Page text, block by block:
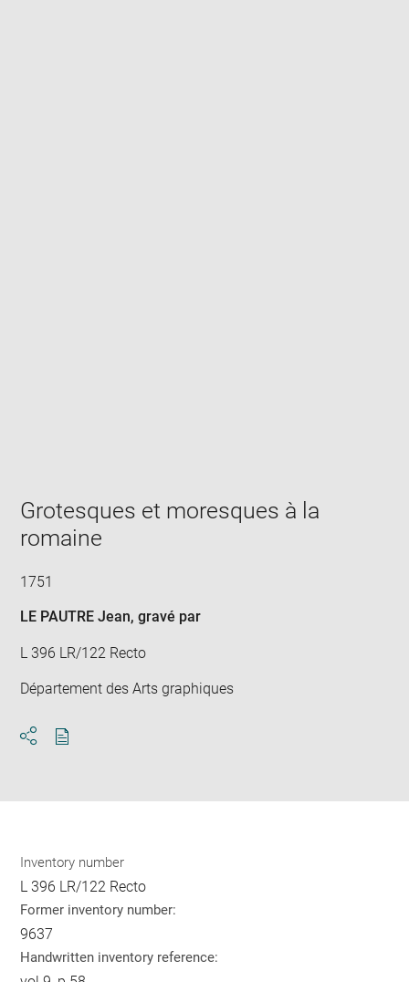
window
Grotesques et moresques à la
romaine
1751
LE PAUTRE Jean, gravé par
L 396 LR/122 Recto
Département des Arts graphiques
Inventory number
L 396 LR/122 Recto
Former inventory number:
9637
Handwritten inventory reference: